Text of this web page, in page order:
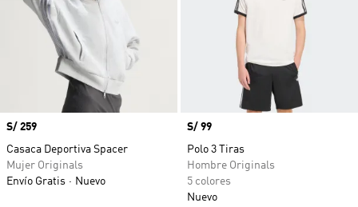
Precio
S/ 259
Casaca Deportiva Spacer
Mujer Originals
Envío Gratis
Nuevo
Precio
S/ 99
Polo 3 Tiras
Hombre Originals
5 colores
Nuevo